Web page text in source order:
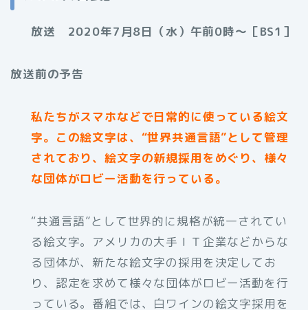
放送 2020年7月8日（水）午前0時〜［BS1］
放送前の予告
私たちがスマホなどで日常的に使っている絵文
字。この絵文字は、“世界共通言語”として管理
されており、絵文字の新規採用をめぐり、様々
な団体がロビー活動を行っている。
“共通言語”として世界的に規格が統一されてい
る絵文字。アメリカの大手ＩＴ企業などからな
る団体が、新たな絵文字の採用を決定してお
り、認定を求めて様々な団体がロビー活動を行
っている。番組では、白ワインの絵文字採用を